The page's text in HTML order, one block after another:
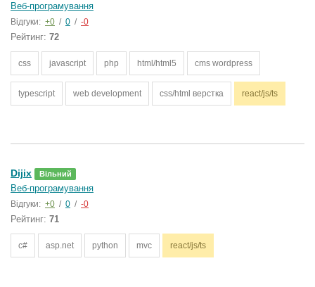
Веб-програмування
Відгуки: +0 / 0 / -0
Рейтинг: 72
css javascript php html/html5 cms wordpress
typescript web development css/html верстка react/js/ts
Dijix Вільний
Веб-програмування
Відгуки: +0 / 0 / -0
Рейтинг: 71
c# asp.net python mvc react/js/ts